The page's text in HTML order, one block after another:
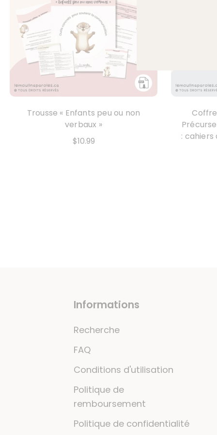
Trousse « Enfants peu ou non
verbaux »
$10.99
: cahiers
Informations
Recherche
FAQ
Conditions d'utilisation
Politique de
remboursement
Politique de confidentialité